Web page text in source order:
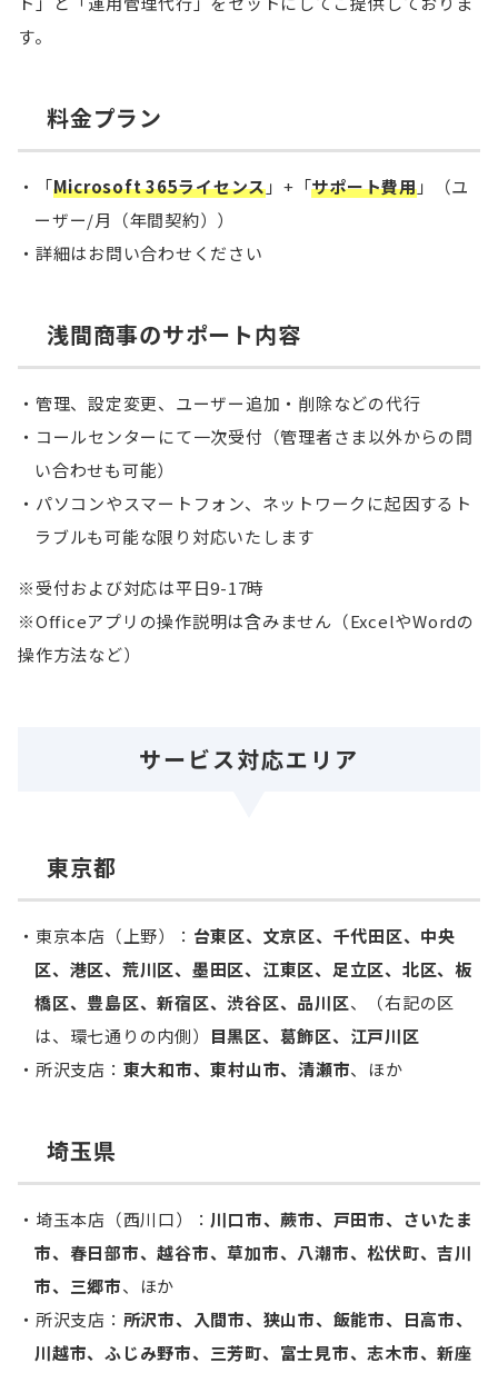
す。
料金プラン
「Microsoft 365ライセンス」+「サポート費用」（ユ
ーザー/月（年間契約））
詳細はお問い合わせください
浅間商事のサポート内容
管理、設定変更、ユーザー追加・削除などの代行
コールセンターにて一次受付（管理者さま以外からの問
い合わせも可能）
パソコンやスマートフォン、ネットワークに起因するト
ラブルも可能な限り対応いたします
※受付および対応は平日9-17時
※Officeアプリの操作説明は含みません（ExcelやWordの
操作方法など）
サービス対応エリア
東京都
東京本店（上野）： 台東区、文京区、千代田区、中央
区、港区、荒川区、墨田区、江東区、足立区、北区、板
橋区、豊島区、新宿区、渋谷区、品川区、（右記の区
は、環七通りの内側）
目黒区、葛飾区、江戸川区
所沢支店： 東大和市、東村山市、清瀬市、ほか
埼玉県
埼玉本店（西川口）： 川口市、蕨市、戸田市、さいたま
市、春日部市、越谷市、草加市、八潮市、松伏町、吉川
市、三郷市、ほか
所沢支店： 所沢市、入間市、狭山市、飯能市、日高市、
川越市、ふじみ野市、三芳町、富士見市、志木市、新座